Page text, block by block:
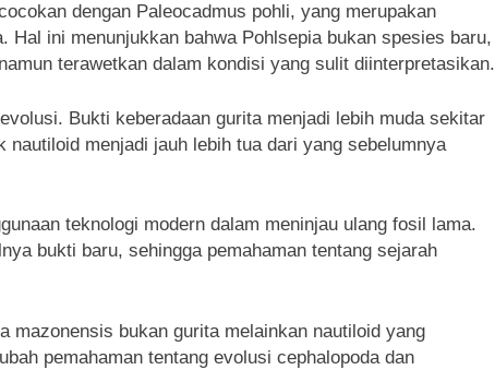
dengan Paleocadmus pohli, yang merupakan
ini menunjukkan bahwa Pohlsepia bukan spesies baru,
terawetkan dalam kondisi yang sulit diinterpretasikan.
Bukti keberadaan gurita menjadi lebih muda sekitar
menjadi jauh lebih tua dari yang sebelumnya
teknologi modern dalam meninjau ulang fosil lama.
bukti baru, sehingga pemahaman tentang sejarah
mazonensis bukan gurita melainkan nautiloid yang
pemahaman tentang evolusi cephalopoda dan